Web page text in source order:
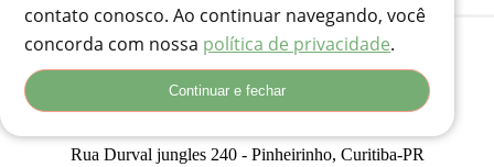
(41) 99834-3707
Rua Durval jungles 240 - Pinheirinho, Curitiba-PR
contato conosco. Ao continuar navegando, você
concorda com nossa política de privacidade.
Continuar e fechar